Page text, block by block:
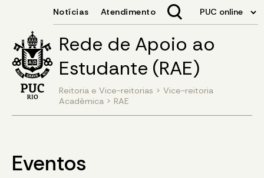
Rede de Apoio ao
Estudante (RAE)
Reitoria e Vice-reitorias > Vice-reitoria
Acadêmica > RAE
Eventos